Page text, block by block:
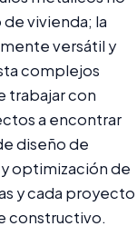
vivienda; la
versátil y
complejos
trabajar con
a encontrar
diseño de
optimización de
y cada proyecto
constructivo.